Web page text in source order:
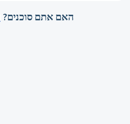
האם אתם סוכנים?